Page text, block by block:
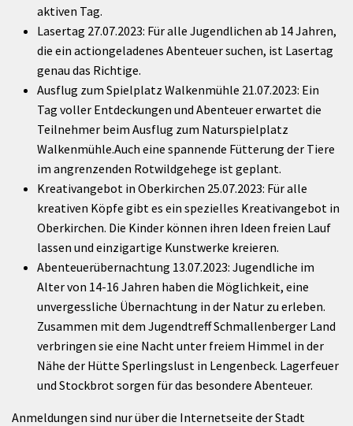
aktiven Tag.
Lasertag 27.07.2023: Für alle Jugendlichen ab 14 Jahren,
die ein actiongeladenes Abenteuer suchen, ist Lasertag
genau das Richtige.
Ausflug zum Spielplatz Walkenmühle 21.07.2023: Ein
Tag voller Entdeckungen und Abenteuer erwartet die
Teilnehmer beim Ausflug zum Naturspielplatz
Walkenmühle.Auch eine spannende Fütterung der Tiere
im angrenzenden Rotwildgehege ist geplant.
Kreativangebot in Oberkirchen 25.07.2023: Für alle
kreativen Köpfe gibt es ein spezielles Kreativangebot in
Oberkirchen. Die Kinder können ihren Ideen freien Lauf
lassen und einzigartige Kunstwerke kreieren.
Abenteuerübernachtung 13.07.2023: Jugendliche im
Alter von 14-16 Jahren haben die Möglichkeit, eine
unvergessliche Übernachtung in der Natur zu erleben.
Zusammen mit dem Jugendtreff Schmallenberger Land
verbringen sie eine Nacht unter freiem Himmel in der
Nähe der Hütte Sperlingslust in Lengenbeck. Lagerfeuer
und Stockbrot sorgen für das besondere Abenteuer.
Anmeldungen sind nur über die Internetseite der Stadt